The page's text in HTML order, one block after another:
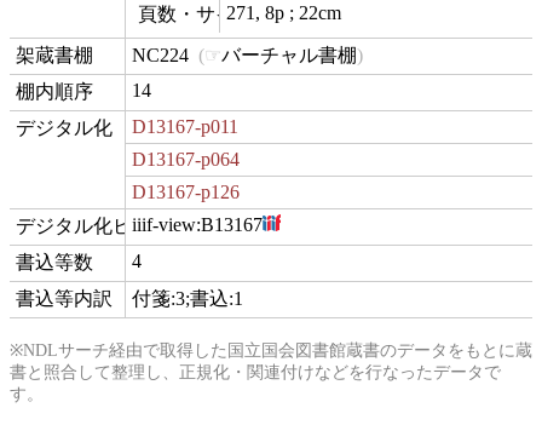
materialExtent
271, 8p ; 22cm
contentLocation
NC224 バーチャル書棚
position14
digitization
D13167-p011
D13167-p064
D13167-p126
hasView
iiif-view:B13167
commentCount
4
comment
付箋:3;書込:1
※NDLサーチ経由で取得した国立国会図書館蔵書のデータをもとに蔵
書と照合して整理し、正規化・関連付けなどを行なったデータで
す。